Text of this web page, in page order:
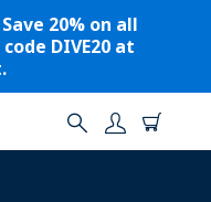
20% on all
DIVE20 at